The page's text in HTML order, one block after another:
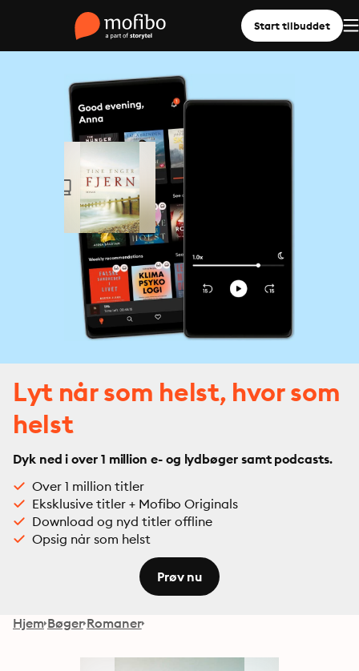
Start tilbuddet
Lyt når som helst, hvor som
helst
Dyk ned i over 1 million e- og lydbøger samt podcasts.
Over 1 million titler
Eksklusive titler + Mofibo Originals
Download og nyd titler offline
Opsig når som helst
Prøv nu
Hjem Bøger Romaner